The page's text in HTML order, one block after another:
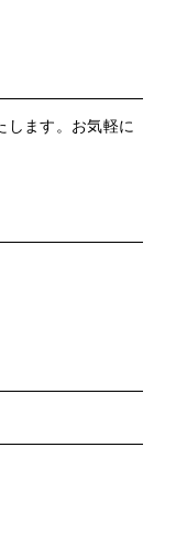
します。お気軽に